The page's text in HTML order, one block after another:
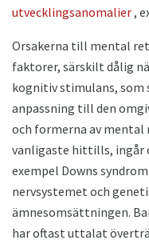
utvecklingsanomalier,
Orsakerna till mental
faktorer, särskilt dålig
kognitiv stimulans,
anpassning till den
och formerna av mental
vanligaste hittills, ingår
exempel Downs
nervsystemet och
ämnesomsättningen.
har oftast uttalat